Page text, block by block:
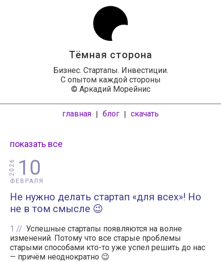
Тёмная сторона
Бизнес. Стартапы. Инвестиции.
С опытом каждой стороны
© Аркадий Морейнис
главная | блог | скачать
показать все
10
ФЕВРАЛЯ
2026
Не нужно делать стартап «для всех»! Но
не в том смысле 😉
1
Успешные стартапы появляются на волне
изменений. Потому что все старые проблемы
старыми способами кто-то уже успел решить до нас
— причём неоднократно 😉